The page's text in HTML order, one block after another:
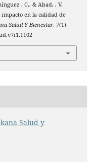
, C., & Abad, . V.
en la calidad de
Salud Y Bienestar, 7(1),
Salud y